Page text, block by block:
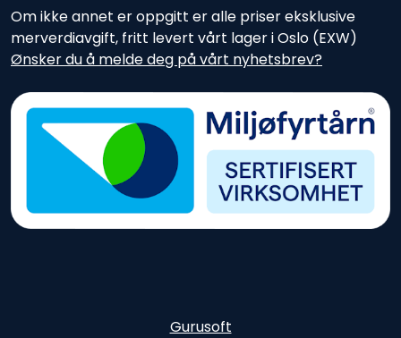
Om ikke annet er oppgitt er alle priser eksklusive
merverdiavgift, fritt levert vårt lager i Oslo (EXW)
Ønsker du å melde deg på vårt nyhetsbrev?
Gurusoft